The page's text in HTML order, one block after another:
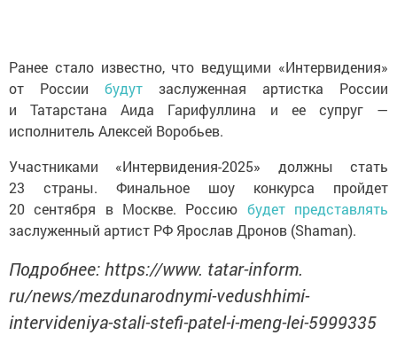
Ранее стало известно, что ведущими «Интервидения»
от России будут заслуженная артистка России
и Татарстана Аида Гарифуллина и ее супруг —
исполнитель Алексей Воробьев.
Участниками «Интервидения-2025» должны стать
23 страны. Финальное шоу конкурса пройдет
20 сентября в Москве. Россию будет представлять
заслуженный артист РФ Ярослав Дронов (Shaman).
Подробнее: https://www. tatar-inform.
ru/news/mezdunarodnymi-vedushhimi-
intervideniya-stali-stefi-patel-i-meng-lei-5999335